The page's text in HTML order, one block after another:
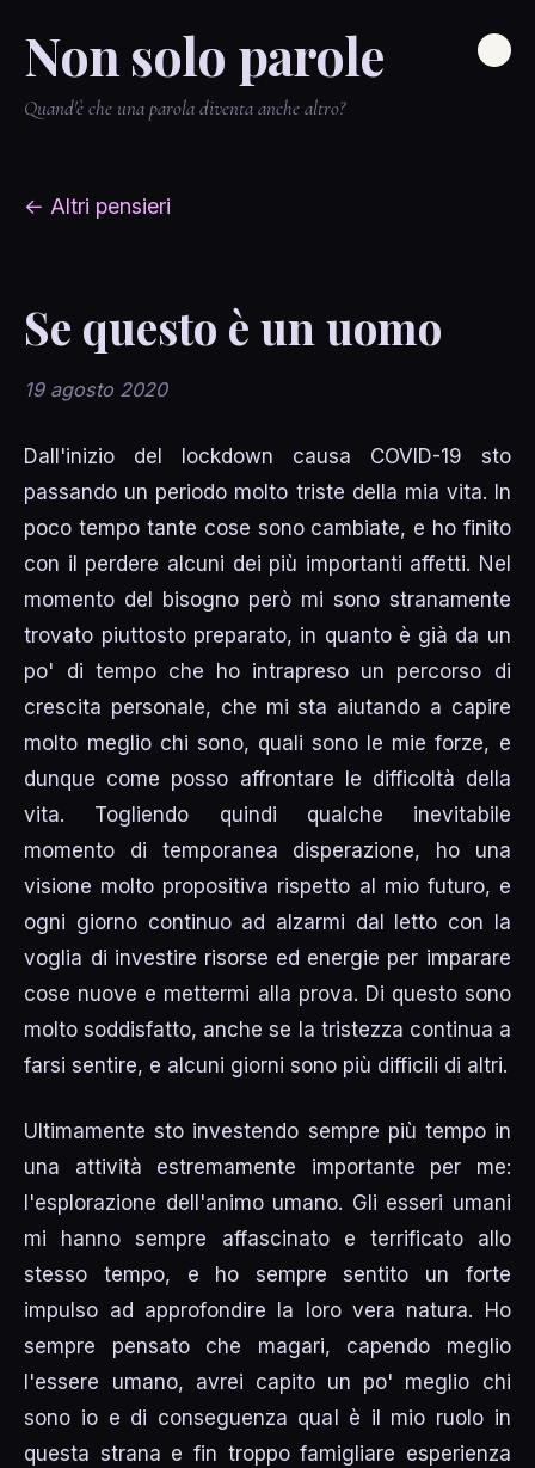
Non solo parole
Quand'è che una parola diventa anche altro?
← Altri pensieri
Se questo è un uomo
19 agosto 2020
Dall'inizio del lockdown causa COVID-19 sto
passando un periodo molto triste della mia vita. In
poco tempo tante cose sono cambiate, e ho finito
con il perdere alcuni dei più importanti affetti. Nel
momento del bisogno però mi sono stranamente
trovato piuttosto preparato, in quanto è già da un
po' di tempo che ho intrapreso un percorso di
crescita personale, che mi sta aiutando a capire
molto meglio chi sono, quali sono le mie forze, e
dunque come posso affrontare le difficoltà della
vita. Togliendo quindi qualche inevitabile
momento di temporanea disperazione, ho una
visione molto propositiva rispetto al mio futuro, e
ogni giorno continuo ad alzarmi dal letto con la
voglia di investire risorse ed energie per imparare
cose nuove e mettermi alla prova. Di questo sono
molto soddisfatto, anche se la tristezza continua a
farsi sentire, e alcuni giorni sono più difficili di altri.
Ultimamente sto investendo sempre più tempo in
una attività estremamente importante per me:
l'esplorazione dell'animo umano. Gli esseri umani
mi hanno sempre affascinato e terrificato allo
stesso tempo, e ho sempre sentito un forte
impulso ad approfondire la loro vera natura. Ho
sempre pensato che magari, capendo meglio
l'essere umano, avrei capito un po' meglio chi
sono io e di conseguenza qual è il mio ruolo in
questa strana e fin troppo famigliare esperienza